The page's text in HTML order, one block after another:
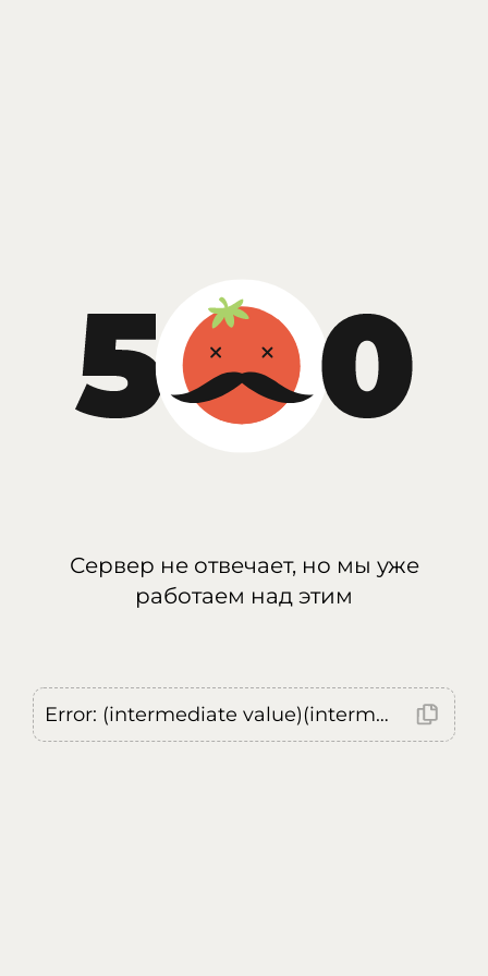
Сервер не отвечает, но мы уже
работаем над этим
Error: (intermediate value)(intermediate value)(intermediate value).replaceAll is not a function